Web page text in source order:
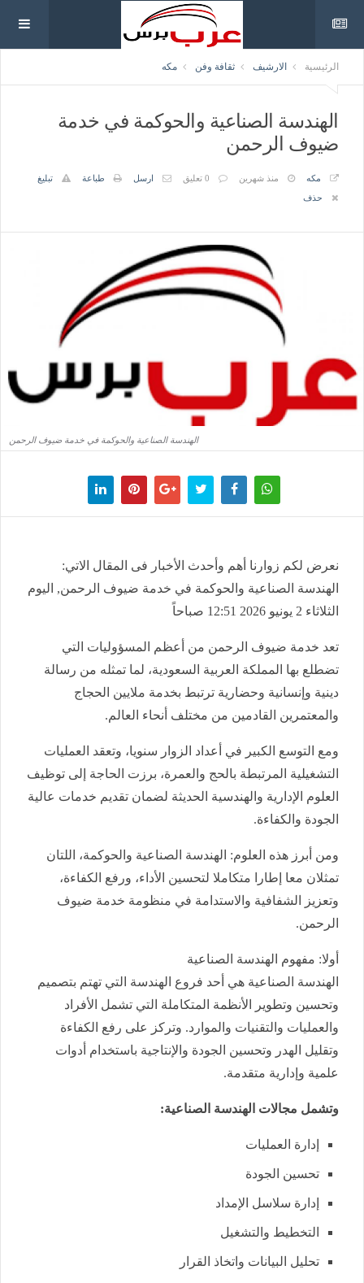
الرئيسية الارشيف ثقافة وفن مكه
الهندسة الصناعية والحوكمة في خدمة
ضيوف الرحمن
مكه منذ شهرين 0 تعليق ارسل طباعة
تبليغ
حذف
الهندسة الصناعية والحوكمة في خدمة ضيوف الرحمن
نعرض لكم زوارنا أهم وأحدث الأخبار فى المقال الاتي:
الهندسة الصناعية والحوكمة في خدمة ضيوف الرحمن, اليوم
الثلاثاء 2 يونيو 2026 12:51 صباحاً
تعد خدمة ضيوف الرحمن من أعظم المسؤوليات التي
تضطلع بها المملكة العربية السعودية، لما تمثله من رسالة
دينية وإنسانية وحضارية ترتبط بخدمة ملايين الحجاج
والمعتمرين القادمين من مختلف أنحاء العالم.
ومع التوسع الكبير في أعداد الزوار سنويا، وتعقد العمليات
التشغيلية المرتبطة بالحج والعمرة، برزت الحاجة إلى توظيف
العلوم الإدارية والهندسية الحديثة لضمان تقديم خدمات عالية
الجودة والكفاءة.
ومن أبرز هذه العلوم: الهندسة الصناعية والحوكمة، اللتان
تمثلان معا إطارا متكاملا لتحسين الأداء، ورفع الكفاءة،
وتعزيز الشفافية والاستدامة في منظومة خدمة ضيوف
الرحمن.
أولا: مفهوم الهندسة الصناعية
الهندسة الصناعية هي أحد فروع الهندسة التي تهتم بتصميم
وتحسين وتطوير الأنظمة المتكاملة التي تشمل الأفراد
والعمليات والتقنيات والموارد. وتركز على رفع الكفاءة
وتقليل الهدر وتحسين الجودة والإنتاجية باستخدام أدوات
علمية وإدارية متقدمة.
وتشمل مجالات الهندسة الصناعية:
إدارة العمليات
تحسين الجودة
إدارة سلاسل الإمداد
التخطيط والتشغيل
تحليل البيانات واتخاذ القرار